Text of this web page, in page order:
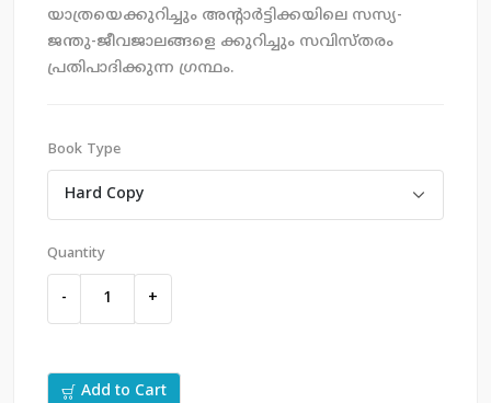
യാത്രയെക്കുറിച്ചും അന്റാര്‍ട്ടിക്കയിലെ സസ്യ-
ജന്തു-ജീവജാലങ്ങളെ ക്കുറിച്ചും സവിസ്തരം
പ്രതിപാദിക്കുന്ന ഗ്രന്ഥം.
Book Type
Quantity
- +
Add to Cart